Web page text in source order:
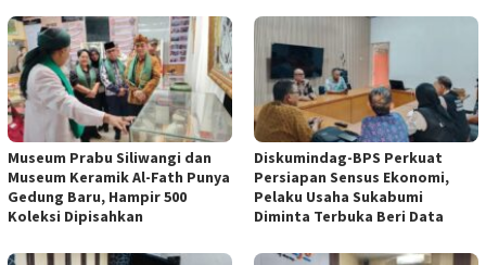
Museum Prabu Siliwangi dan
Museum Keramik Al-Fath Punya
Gedung Baru, Hampir 500
Koleksi Dipisahkan
Diskumindag-BPS Perkuat
Persiapan Sensus Ekonomi,
Pelaku Usaha Sukabumi
Diminta Terbuka Beri Data